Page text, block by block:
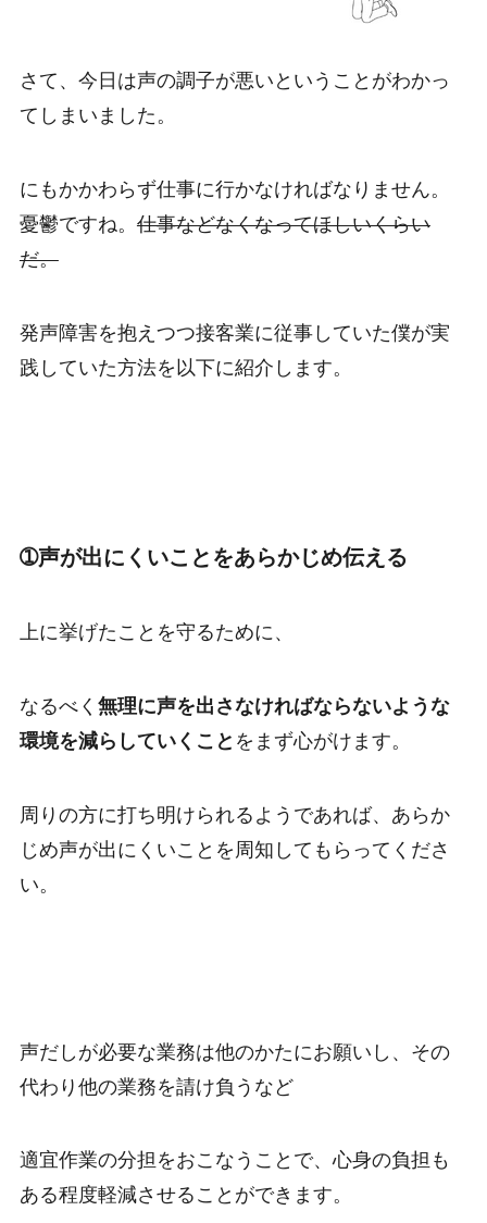
さて、今日は声の調子が悪いということがわかっ
てしまいました。
にもかかわらず仕事に行かなければなりません。
憂鬱ですね。 仕事などなくなってほしいくらい
だ。
発声障害を抱えつつ接客業に従事していた僕が実
践していた方法を以下に紹介します。
➀声が出にくいことをあらかじめ伝える
上に挙げたことを守るために、
なるべく 無理に声を出さなければならないような
環境を減らしていくこと をまず心がけます。
周りの方に打ち明けられるようであれば、あらか
じめ声が出にくいことを周知してもらってくださ
い。
声だしが必要な業務は他のかたにお願いし、その
代わり他の業務を請け負うなど
適宜作業の分担をおこなうことで、心身の負担も
ある程度軽減させることができます。